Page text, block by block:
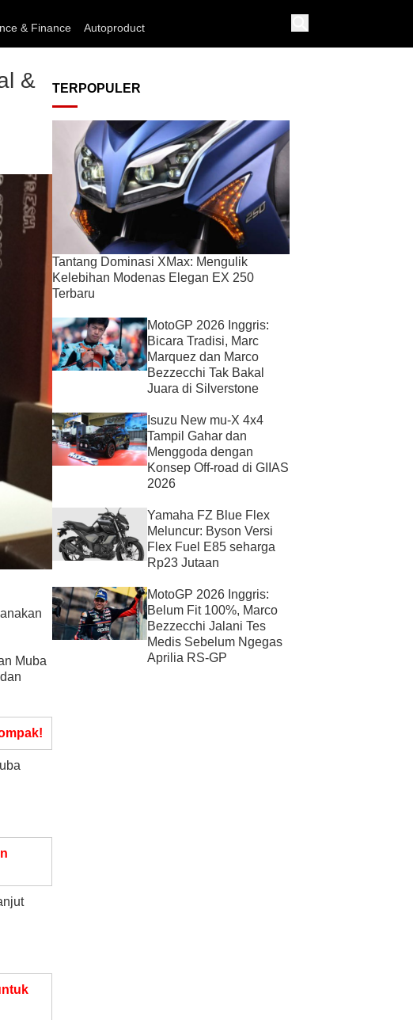
& Finance Autoproduct
&
Muba
TERPOPULER
Tantang Dominasi XMax: Mengulik
Kelebihan Modenas Elegan EX 250
Terbaru
MotoGP 2026 Inggris:
Bicara Tradisi, Marc
Marquez dan Marco
Bezzecchi Tak Bakal
Juara di Silverstone
Isuzu New mu-X 4x4
Tampil Gahar dan
Menggoda dengan
Konsep Off-road di GIIAS
2026
Yamaha FZ Blue Flex
Meluncur: Byson Versi
Flex Fuel E85 seharga
Rp23 Jutaan
MotoGP 2026 Inggris:
Belum Fit 100%, Marco
Bezzecchi Jalani Tes
Medis Sebelum Ngegas
Aprilia RS-GP